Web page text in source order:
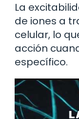
La
de iones a
celular, lo
acción
específico.